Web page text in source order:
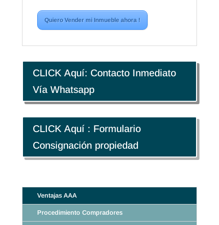
Quiero Vender mi Inmueble ahora !
CLICK Aquí: Contacto Inmediato
Vía Whatsapp
CLICK Aquí : Formulario
Consignación propiedad
Ventajas AAA
Procedimiento Compradores